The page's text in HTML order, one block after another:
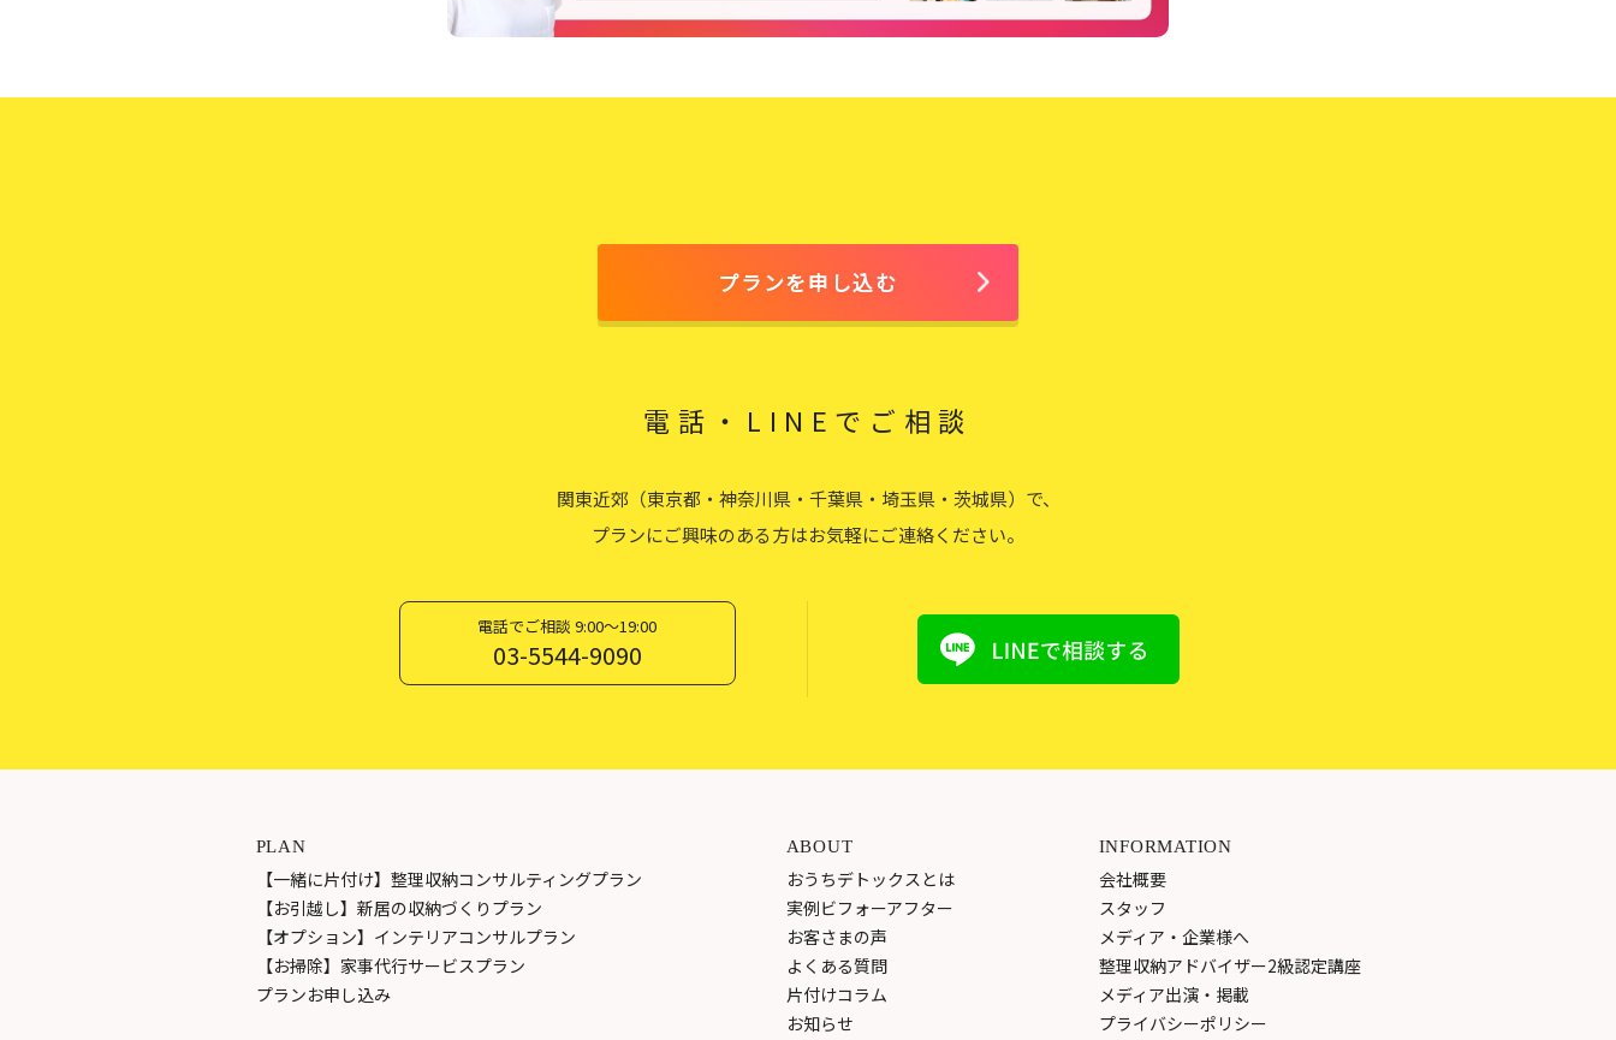
プランを申し込む
電話・LINEでご相談
関東近郊（東京都・神奈川県・千葉県・埼玉県・茨城県）で、
プランにご興味のある方はお気軽にご連絡ください。
電話でご相談 9:00〜19:00
03-5544-9090
PLAN
【一緒に片付け】整理収納コンサルティングプラン
【お引越し】新居の収納づくりプラン
【オプション】インテリアコンサルプラン
【お掃除】家事代行サービスプラン
プランお申し込み
ABOUT
おうちデトックスとは
実例ビフォーアフター
お客さまの声
よくある質問
片付けコラム
お知らせ
INFORMATION
会社概要
スタッフ
メディア・企業様へ
整理収納アドバイザー2級認定講座
メディア出演・掲載
プライバシーポリシー